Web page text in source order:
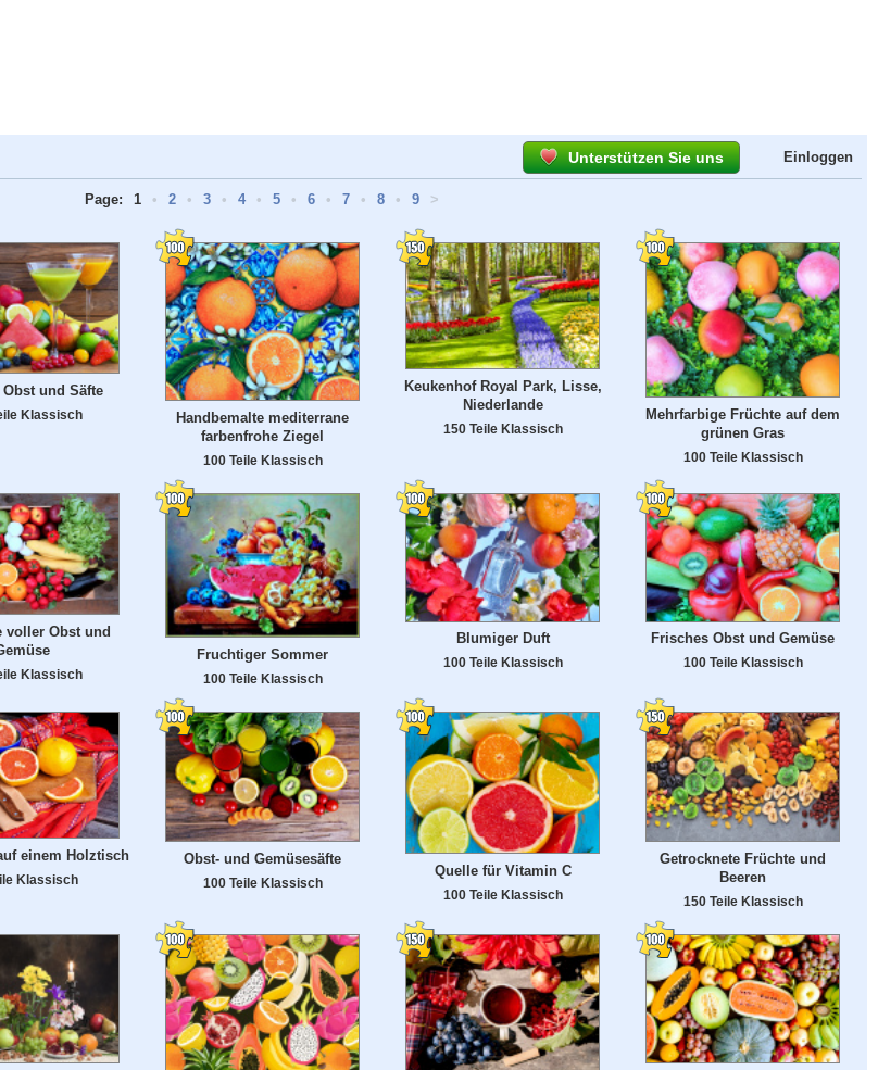
Unterstützen Sie uns Einloggen
Page: 1 • 2 • 3 • 4 • 5 • 6 • 7 • 8 • 9 >
Obst und Säfte
Klassisch
Handbemalte mediterrane
farbenfrohe Ziegel
100 Teile Klassisch
Keukenhof Royal Park, Lisse,
Niederlande
150 Teile Klassisch
Mehrfarbige Früchte auf dem
grünen Gras
100 Teile Klassisch
voller Obst und
Klassisch
Fruchtiger Sommer
100 Teile Klassisch
Blumiger Duft
100 Teile Klassisch
Frisches Obst und Gemüse
100 Teile Klassisch
einem Holztisch
Klassisch
Obst- und Gemüsesäfte
100 Teile Klassisch
Quelle für Vitamin C
100 Teile Klassisch
Getrocknete Früchte und
Beeren
150 Teile Klassisch